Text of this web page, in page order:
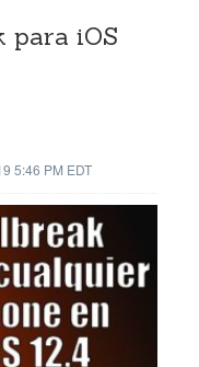
para iOS
5:46 PM EDT